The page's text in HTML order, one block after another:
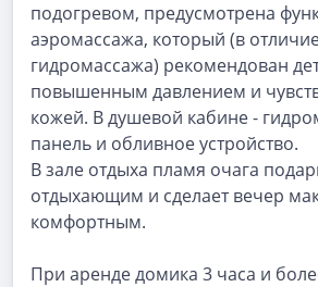
подогревом, предусмотрена
аэромассажа, который (в
гидромассажа) рекомендован
повышенным давлением и
кожей. В душевой кабине -
панель и обливное устройство.
В зале отдыха пламя очага
отдыхающим и сделает вечер
комфортным.
При аренде домика 3 часа и